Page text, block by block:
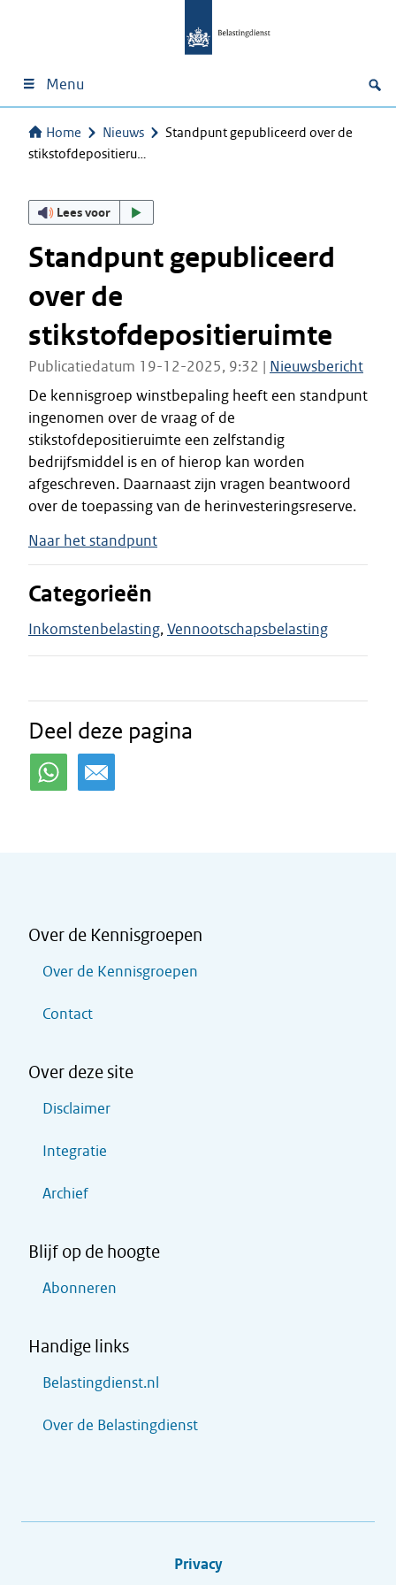
Menu
Home Nieuws
Standpunt gepubliceerd over de
stikstofdepositieru…
Lees voor
Standpunt gepubliceerd
over de
stikstofdepositieruimte
Publicatiedatum 19-12-2025, 9:32 | Nieuwsbericht
De kennisgroep winstbepaling heeft een standpunt
ingenomen over de vraag of de
stikstofdepositieruimte een zelfstandig
bedrijfsmiddel is en of hierop kan worden
afgeschreven. Daarnaast zijn vragen beantwoord
over de toepassing van de herinvesteringsreserve.
Naar het standpunt
Categorieën
Inkomstenbelasting Vennootschapsbelasting
Deel deze pagina
Over de Kennisgroepen
Over de Kennisgroepen
Contact
Over deze site
Disclaimer
Integratie
Archief
Blijf op de hoogte
Abonneren
Handige links
Belastingdienst.nl
Over de Belastingdienst
Privacy